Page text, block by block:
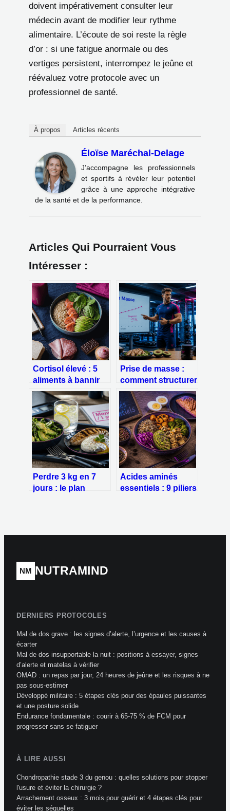
doivent impérativement consulter leur
médecin avant de modifier leur rythme
alimentaire. L’écoute de soi reste la règle
d’or : si une fatigue anormale ou des
vertiges persistent, interrompez le jeûne et
réévaluez votre protocole avec un
professionnel de santé.
À propos Articles récents
Éloïse Maréchal-Delage
J’accompagne les professionnels
et sportifs à révéler leur potentiel
grâce à une approche intégrative
de la santé et de la performance.
Articles Qui Pourraient Vous
Intéresser :
Cortisol élevé : 5
aliments à bannir
pour stopper le
stress chronique
Prise de masse :
comment structurer
son surplus
calorique et ses
macronutriments
pour gagner du
muscle
Perdre 3 kg en 7
jours : le plan
à bannir
Acides aminés
essentiels : 9 piliers
alimentation
NM NUTRAMIND
DERNIERS PROTOCOLES
Mal de dos grave : les signes d’alerte, l’urgence et les causes à
écarter
Mal de dos insupportable la nuit : positions à essayer, signes
d’alerte et matelas à vérifier
OMAD : un repas par jour, 24 heures de jeûne et les risques à ne
pas sous-estimer
Développé militaire : 5 étapes clés pour des épaules puissantes
et une posture solide
Endurance fondamentale : courir à 65-75 % de FCM pour
progresser sans se fatiguer
À LIRE AUSSI
Chondropathie stade 3 du genou : quelles solutions pour stopper
l'usure et éviter la chirurgie ?
Arrachement osseux : 3 mois pour guérir et 4 étapes clés pour
éviter les séquelles